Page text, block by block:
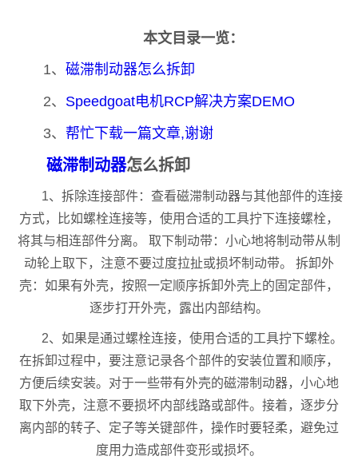
本文目录一览：
1、 磁滞制动器怎么拆卸
2、 Speedgoat电机RCP解决方案DEMO
3、 帮忙下载一篇文章,谢谢
磁滞制动器怎么拆卸
1、拆除连接部件：查看磁滞制动器与其他部件的连接
方式，比如螺栓连接等，使用合适的工具拧下连接螺栓，
将其与相连部件分离。 取下制动带：小心地将制动带从制
动轮上取下，注意不要过度拉扯或损坏制动带。 拆卸外
壳：如果有外壳，按照一定顺序拆卸外壳上的固定部件，
逐步打开外壳，露出内部结构。
2、如果是通过螺栓连接，使用合适的工具拧下螺栓。
在拆卸过程中，要注意记录各个部件的安装位置和顺序，
方便后续安装。对于一些带有外壳的磁滞制动器，小心地
取下外壳，注意不要损坏内部线路或部件。接着，逐步分
离内部的转子、定子等关键部件，操作时要轻柔，避免过
度用力造成部件变形或损坏。